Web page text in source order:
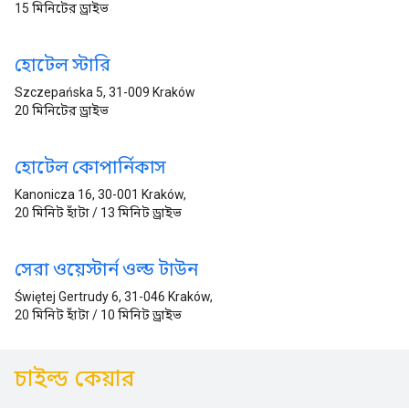
15 মিনিটের ড্রাইভ
হোটেল স্টারি
Szczepańska 5, 31-009 Kraków
20 মিনিটের ড্রাইভ
হোটেল কোপার্নিকাস
Kanonicza 16, 30-001 Kraków,
20 মিনিট হাঁটা / 13 মিনিট ড্রাইভ
সেরা ওয়েস্টার্ন ওল্ড টাউন
Świętej Gertrudy 6, 31-046 Kraków,
20 মিনিট হাঁটা / 10 মিনিট ড্রাইভ
চাইল্ড কেয়ার